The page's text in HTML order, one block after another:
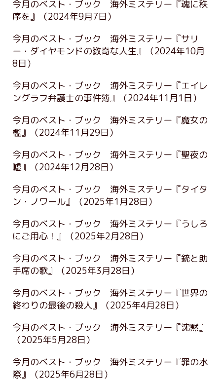
今月のベスト・ブック 海外ミステリー『魂に秩
序を』
（2024年9月7日）
今月のベスト・ブック 海外ミステリー『サリ
ー・ダイヤモンドの数奇な人生』
（2024年10月
8日）
今月のベスト・ブック 海外ミステリー『エイレ
ングラフ弁護士の事件簿』
（2024年11月1日）
今月のベスト・ブック 海外ミステリー『魔女の
檻』
（2024年11月29日）
今月のベスト・ブック 海外ミステリー『聖夜の
嘘』
（2024年12月28日）
今月のベスト・ブック 海外ミステリー『タイタ
ン・ノワール』
（2025年1月28日）
今月のベスト・ブック 海外ミステリー『うしろ
にご用心！』
（2025年2月28日）
今月のベスト・ブック 海外ミステリー『銃と助
手席の歌』
（2025年3月28日）
今月のベスト・ブック 海外ミステリー『世界の
終わりの最後の殺人』
（2025年4月28日）
今月のベスト・ブック 海外ミステリー『沈黙』
（2025年5月28日）
今月のベスト・ブック 海外ミステリー『罪の水
際』
（2025年6月28日）